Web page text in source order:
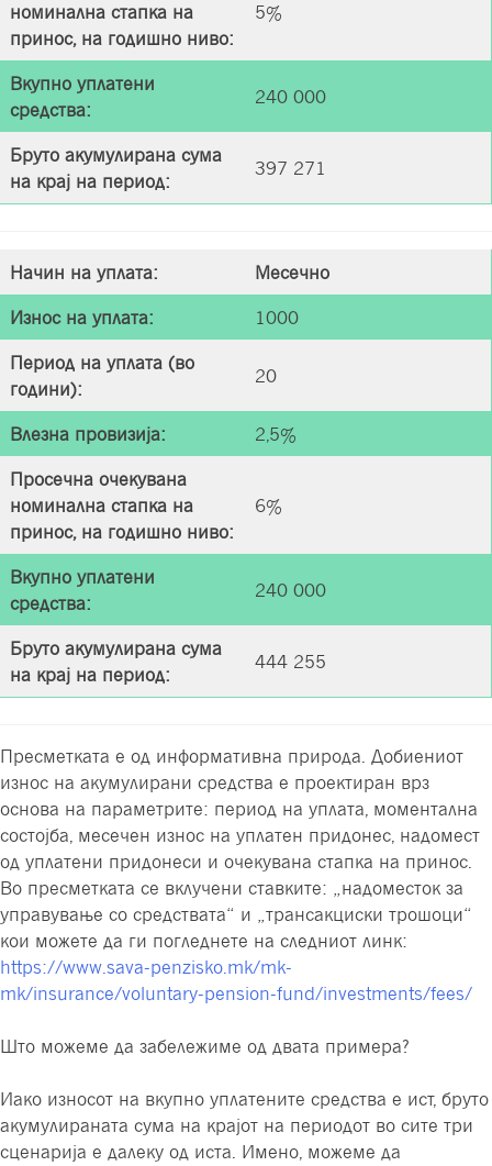
номинална стапка на
принос, на годишно нивo:
5%
Вкупно уплатени
средства:
240 000
Бруто акумулирана сума
на крај на период:
397 271
Начин на уплата: Месечно
Износ на уплата: 1000
Период на уплата (во
години):
20
Влезна провизија: 2,5%
Просечна очекувана
номинална стапка на
принос, на годишно нивo:
6%
Вкупно уплатени
средства:
240 000
Бруто акумулирана сума
на крај на период:
444 255
Пресметката е од информативна природа. Добиениот
износ на акумулирани средства е проектиран врз
основа на параметрите: период на уплата, моментална
состојба, месечен износ на уплатен придонес, надомест
од уплатени придонеси и очекувана стапка на принос.
Во пресметката се вклучени ставките: „надоместок за
управување со средствата“ и „трансакциски трошоци“
кои можете да ги погледнете на следниот линк:
https://www.sava-penzisko.mk/mk-
mk/insurance/voluntary-pension-fund/investments/fees/
Што можеме да забележиме од двата примера?
Иако износот на вкупно уплатените средства е ист, бруто
акумулираната сума на крајот на периодот во сите три
сценарија е далеку од иста. Имено, можеме да